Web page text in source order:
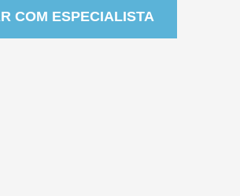
COM ESPECIALISTA